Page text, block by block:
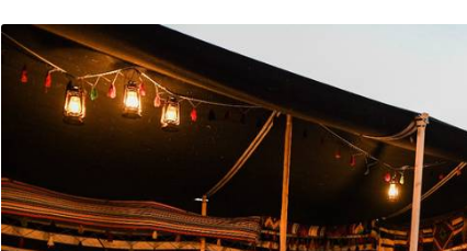
Спагетти из кабачков